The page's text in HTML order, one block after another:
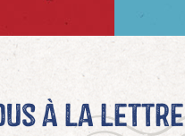
à La Lettre